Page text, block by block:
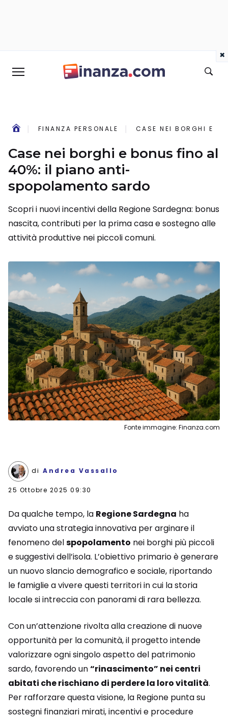
FINANZA PERSONALE CASE NEI BORGHI E
Case nei borghi e bonus fino al
40%: il piano anti-
spopolamento sardo
Scopri i nuovi incentivi della Regione Sardegna: bonus
nascita, contributi per la prima casa e sostegno alle
attività produttive nei piccoli comuni.
Fonte immagine: Finanza.com
di Andrea Vassallo
25 Ottobre 2025 09:30
Da qualche tempo, la Regione Sardegna ha
avviato una strategia innovativa per arginare il
fenomeno delspopolamento nei borghi più piccoli
e suggestivi dell’isola. L’obiettivo primario è generare
un nuovo slancio demografico e sociale, riportando
le famiglie a vivere questi territori in cui la storia
locale si intreccia con panorami di rara bellezza.
Con un’attenzione rivolta alla creazione di nuove
opportunità per la comunità, il progetto intende
valorizzare ogni singolo aspetto del patrimonio
sardo, favorendo un“rinascimento” nei centri
abitati che rischiano di perdere la loro vitalità.
Per rafforzare questa visione, la Regione punta su
sostegni finanziari mirati, incentivi e procedure
×